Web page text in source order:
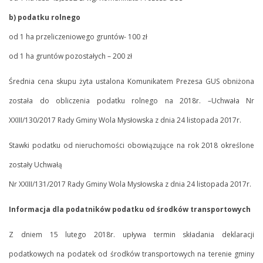
b) podatku rolnego
od 1 ha przeliczeniowego gruntów- 100 zł
od 1 ha gruntów pozostałych – 200 zł
Średnia cena skupu żyta ustalona Komunikatem Prezesa GUS obniżona
została do obliczenia podatku rolnego na 2018r. –Uchwała Nr
XXIII/130/2017 Rady Gminy Wola Mysłowska z dnia 24 listopada 2017r.
Stawki podatku od nieruchomości obowiązujące na rok 2018 określone
zostały Uchwałą
Nr XXIII/131/2017 Rady Gminy Wola Mysłowska z dnia 24 listopada 2017r.
Informacja dla podatników podatku od środków transportowych
Z dniem 15 lutego 2018r. upływa termin składania deklaracji
podatkowych na podatek od środków transportowych na terenie gminy